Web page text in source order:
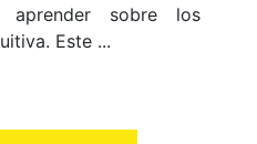
aprender sobre los
Este ...